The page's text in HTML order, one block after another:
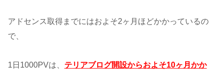
アドセンス取得までにはおよそ2ヶ月ほどかかっているの
で、
1日1000PVは、 テリアブログ開設からおよそ10ヶ月かか